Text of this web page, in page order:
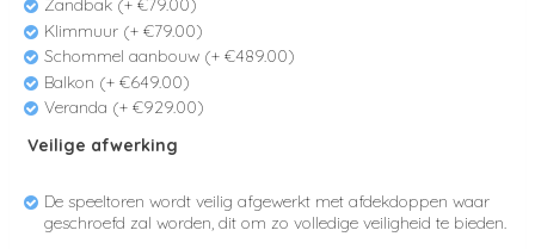
Zandbak (+ €79.00)
Klimmuur (+ €79.00)
Schommel aanbouw (+ €489.00)
Balkon (+ €649.00)
Veranda (+ €929.00)
Veilige afwerking
De speeltoren wordt veilig afgewerkt met afdekdoppen waar
geschroefd zal worden, dit om zo volledige veiligheid te bieden.